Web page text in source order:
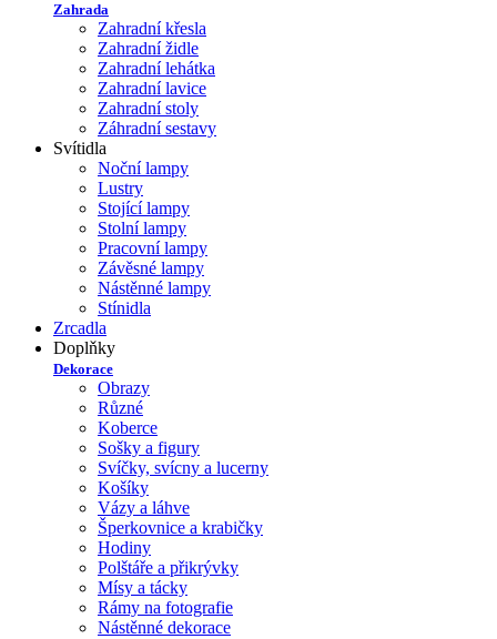
Zahrada
Zahradní křesla
Zahradní židle
Zahradní lehátka
Zahradní lavice
Zahradní stoly
Záhradní sestavy
Svítidla
Noční lampy
Lustry
Stojící lampy
Stolní lampy
Pracovní lampy
Závěsné lampy
Nástěnné lampy
Stínidla
Zrcadla
Doplňky
Dekorace
Obrazy
Různé
Koberce
Sošky a figury
Svíčky, svícny a lucerny
Košíky
Vázy a láhve
Šperkovnice a krabičky
Hodiny
Polštáře a přikrývky
Mísy a tácky
Rámy na fotografie
Nástěnné dekorace